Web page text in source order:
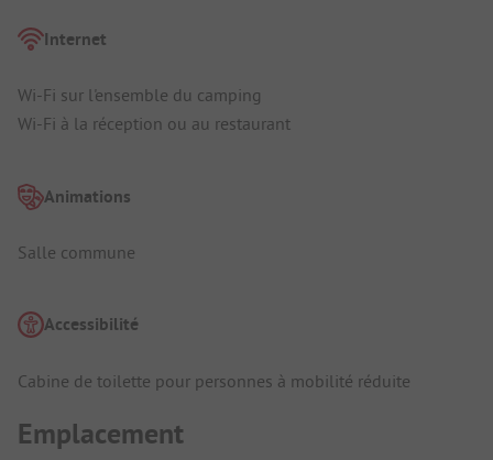
Internet
Wi-Fi sur l'ensemble du camping
Wi-Fi à la réception ou au restaurant
Animations
Salle commune
Accessibilité
Cabine de toilette pour personnes à mobilité réduite
Emplacement